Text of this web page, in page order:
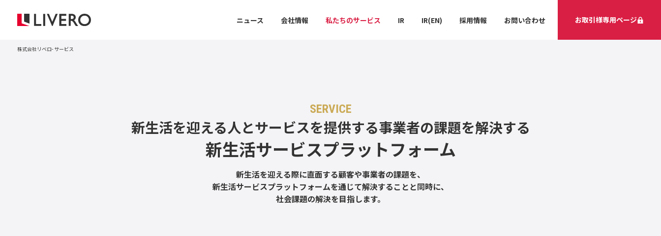
ニュース 会社情報 私たちのサービス IR IR(EN) 採用情報 お問い合わせ お取引様専用ページ
株式会社リベロ サービス
SERVICE
新生活を迎える人とサービスを提供する事業者の課題を解決する
新生活サービスプラットフォーム
新生活を迎える際に直面する顧客や事業者の課題を、
新生活サービスプラットフォームを通じて解決することと同時に、
社会課題の解決を目指します。